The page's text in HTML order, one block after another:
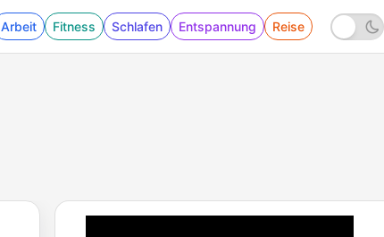
Arbeit Fitness Schlafen Entspannung Reise